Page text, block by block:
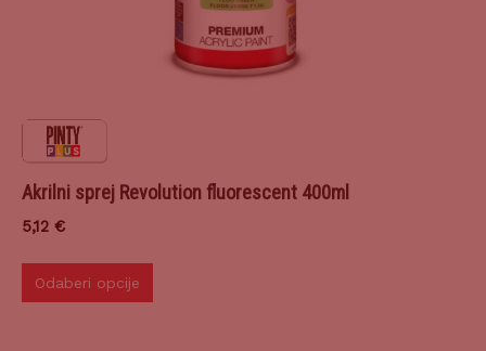
Akrilni sprej Revolution fluorescent 400ml
5,12 €
Odaberi opcije